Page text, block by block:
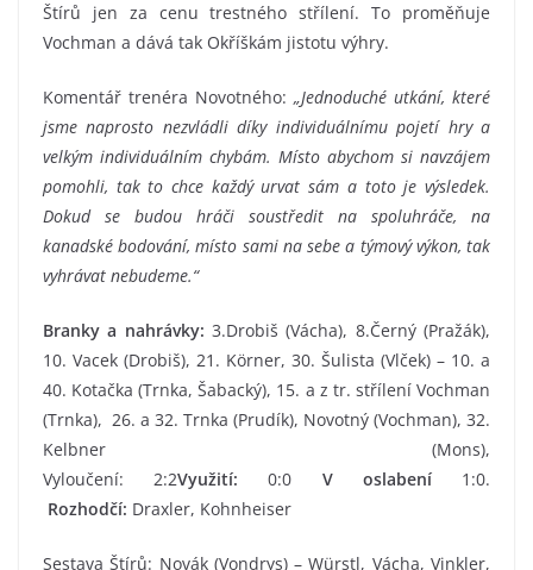
Štírů jen za cenu trestného střílení. To proměňuje
Vochman a dává tak Okříškám jistotu výhry.
Komentář trenéra Novotného: „Jednoduché utkání, které
jsme naprosto nezvládli díky individuálnímu pojetí hry a
velkým individuálním chybám. Místo abychom si navzájem
pomohli, tak to chce každý urvat sám a toto je výsledek.
Dokud se budou hráči soustředit na spoluhráče, na
kanadské bodování, místo sami na sebe a týmový výkon, tak
vyhrávat nebudeme.“
Branky a nahrávky: 3.Drobiš (Vácha), 8.Černý (Pražák),
10. Vacek (Drobiš), 21. Körner, 30. Šulista (Vlček) – 10. a
40. Kotačka (Trnka, Šabacký), 15. a z tr. střílení Vochman
(Trnka), 26. a 32. Trnka (Prudík), Novotný (Vochman), 32.
Kelbner (Mons),
Vyloučení: 2:2Využití: 0:0 V oslabení1:0.
Rozhodčí: Draxler, Kohnheiser
Sestava Štírů: Novák (Vondrys) – Würstl, Vácha, Vinkler,